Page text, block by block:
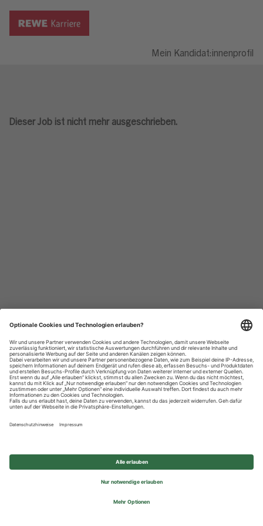
Mein Kandidat:innenprofil
Dieser Job ist nicht mehr ausgeschrieben.
Datenschutzhinweise
Impressum
Privatsphäre-Einstellungen
© 2026 REWE Group - All rights reserved